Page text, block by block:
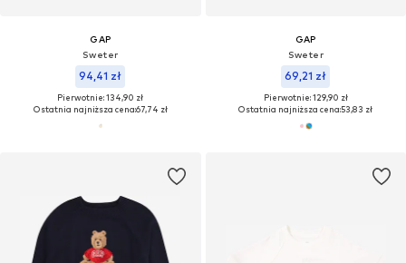
GAP
Sweter
94,41 zł
Pierwotnie: 134,90 zł
Ostatnia najniższa cena:67,74 zł
GAP
Sweter
69,21 zł
Pierwotnie: 129,90 zł
Ostatnia najniższa cena:53,83 zł